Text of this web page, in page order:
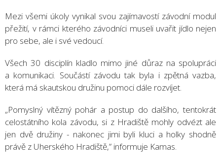
Mezi všemi úkoly vynikal svou zajímavostí závodní modul
přežití, v rámci kterého závodníci museli uvařit jídlo nejen
pro sebe, ale i své vedoucí.
Všech 30 disciplín kladlo mimo jiné důraz na spolupráci
a komunikaci. Součástí závodu tak byla i zpětná vazba,
která má skautskou družinu pomoci dále rozvíjet.
„Pomyslný vítězný pohár a postup do dalšího, tentokrát
celostátního kola závodu, si z Hradiště mohly odvézt ale
jen dvě družiny - nakonec jimi byli kluci a holky shodně
právě z Uherského Hradiště,” informuje Kamas.